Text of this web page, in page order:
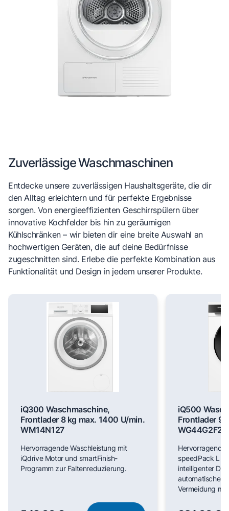
Zuverlässige Waschmaschinen
Entdecke unsere zuverlässigen Haushaltsgeräte, die dir
den Alltag erleichtern und für perfekte Ergebnisse
sorgen. Von energieeffizienten Geschirrspülern über
innovative Kochfelder bis hin zu geräumigen
Kühlschränken – wir bieten dir eine breite Auswahl an
hochwertigen Geräten, die auf deine Bedürfnisse
zugeschnitten sind. Erlebe die perfekte Kombination aus
Funktionalität und Design in jedem unserer Produkte.
iQ300 Waschmaschine,
Frontlader 8 kg max. 1400 U/min.
WM14N127
Hervorragende Waschleistung mit
iQdrive Motor und smartFinish-
Programm zur Faltenreduzierung.
iQ500
Frontlader 9
WG44G2F22
Hervorragende
speedPack L
intelligenter
automatischer
Vermeidung